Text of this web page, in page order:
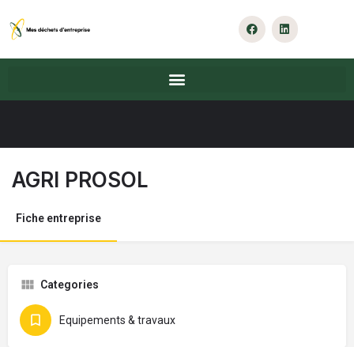
AGRI PROSOL
Fiche entreprise
Categories
Equipements & travaux